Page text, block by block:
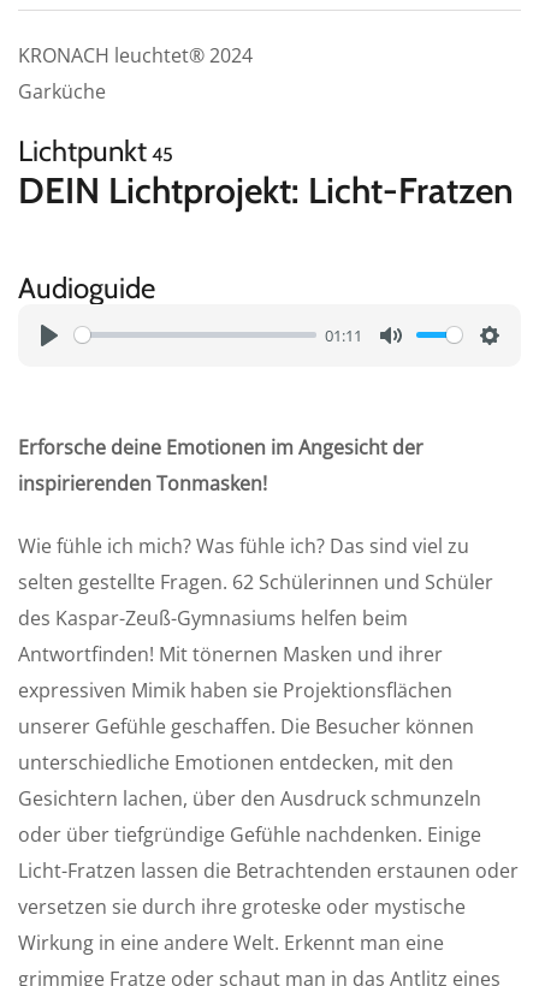
KRONACH leuchtet® 2024
Garküche
Lichtpunkt 45
DEIN Lichtprojekt: Licht-Fratzen
Audioguide
y
01:11
e
s
Erforsche deine Emotionen im Angesicht der
inspirierenden Tonmasken!
Wie fühle ich mich? Was fühle ich? Das sind viel zu
selten gestellte Fragen. 62 Schülerinnen und Schüler
des Kaspar-Zeuß-Gymnasiums helfen beim
Antwortfinden! Mit tönernen Masken und ihrer
expressiven Mimik haben sie Projektionsflächen
unserer Gefühle geschaffen. Die Besucher können
unterschiedliche Emotionen entdecken, mit den
Gesichtern lachen, über den Ausdruck schmunzeln
oder über tiefgründige Gefühle nachdenken. Einige
Licht-Fratzen lassen die Betrachtenden erstaunen oder
versetzen sie durch ihre groteske oder mystische
Wirkung in eine andere Welt. Erkennt man eine
grimmige Fratze oder schaut man in das Antlitz eines